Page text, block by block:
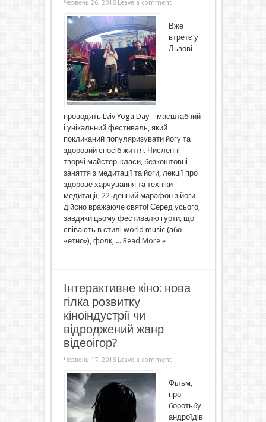
Червень 26, 2018 Leave a comment
Вже
втретє у
Львові
проводять Lviv Yoga Day – масштабний
і унікальний фестиваль, який
покликаний популяризувати йогу та
здоровий спосіб життя. Численні
творчі майстер-класи, безкоштовні
заняття з медитації та йоги, лекції про
здорове харчування та техніки
медитації, 22-денний марафон з йоги –
дійсно вражаюче свято! Серед усього,
завдяки цьому фестивалю гурти, що
співають в стилі world music (або
«етно»), фолк, ... Read More »
Інтерактивне кіно: нова
гілка розвитку
кіноіндустрії чи
відроджений жанр
відеоігор?
Червень 17, 2018 Leave a comment
Фільм,
про
боротьбу
андроїдів